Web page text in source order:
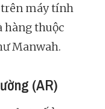
máy tính
hàng thuộc
Manwah.
(AR)